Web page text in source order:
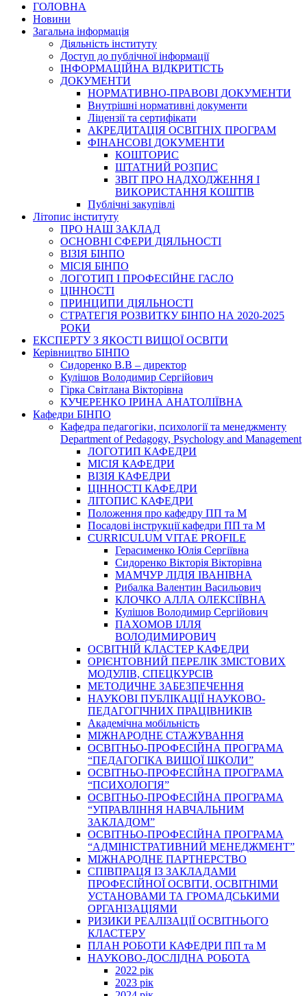
ГОЛОВНА
Новини
Загальна інформація
Діяльність інституту
Доступ до публічної інформації
ІНФОРМАЦІЙНА ВІДКРИТІСТЬ
ДОКУМЕНТИ
НОРМАТИВНО-ПРАВОВІ ДОКУМЕНТИ
Внутрішні нормативні документи
Ліцензії та сертифікати
АКРЕДИТАЦІЯ ОСВІТНІХ ПРОГРАМ
ФІНАНСОВІ ДОКУМЕНТИ
КОШТОРИС
ШТАТНИЙ РОЗПИС
ЗВІТ ПРО НАДХОДЖЕННЯ І
ВИКОРИСТАННЯ КОШТІВ
Публічні закупівлі
Літопис інституту
ПРО НАШ ЗАКЛАД
ОСНОВНІ СФЕРИ ДІЯЛЬНОСТІ
ВІЗІЯ БІНПО
МІСІЯ БІНПО
ЛОГОТИП І ПРОФЕСІЙНЕ ГАСЛО
ЦІННОСТІ
ПРИНЦИПИ ДІЯЛЬНОСТІ
СТРАТЕГІЯ РОЗВИТКУ БІНПО НА 2020-2025
РОКИ
ЕКСПЕРТУ З ЯКОСТІ ВИЩОЇ ОСВІТИ
Керівництво БІНПО
Сидоренко В.В – директор
Кулішов Володимир Сергійович
Гірка Світлана Вікторівна
КУЧЕРЕНКО ІРИНА АНАТОЛІЇВНА
Кафедри БІНПО
Кафедра педагогіки, психології та менеджменту
Department of Pedagogy, Psychology and Management
ЛОГОТИП КАФЕДРИ
МІСІЯ КАФЕДРИ
ВІЗІЯ КАФЕДРИ
ЦІННОСТІ КАФЕДРИ
ЛІТОПИС КАФЕДРИ
Положення про кафедру ПП та М
Посадові інструкції кафедри ПП та М
CURRICULUM VITAE PROFILE
Герасименко Юлія Сергіївна
Сидоренко Вікторія Вікторівна
МАМЧУР ЛІДІЯ ІВАНІВНА
Рибалка Валентин Васильович
КЛОЧКО АЛЛА ОЛЕКСІЇВНА
Кулішов Володимир Сергійович
ПАХОМОВ ІЛЛЯ
ВОЛОДИМИРОВИЧ
ОСВІТНІЙ КЛАСТЕР КАФЕДРИ
ОРІЄНТОВНИЙ ПЕРЕЛІК ЗМІСТОВИХ
МОДУЛІВ, СПЕЦКУРСІВ
МЕТОДИЧНЕ ЗАБЕЗПЕЧЕННЯ
НАУКОВІ ПУБЛІКАЦІЇ НАУКОВО-
ПЕДАГОГІЧНИХ ПРАЦІВНИКІВ
Академічна мобільність
МІЖНАРОДНЕ СТАЖУВАННЯ
ОСВІТНЬО-ПРОФЕСІЙНА ПРОГРАМА
“ПЕДАГОГІКА ВИЩОЇ ШКОЛИ”
ОСВІТНЬО-ПРОФЕСІЙНА ПРОГРАМА
“ПСИХОЛОГІЯ”
ОСВІТНЬО-ПРОФЕСІЙНА ПРОГРАМА
“УПРАВЛІННЯ НАВЧАЛЬНИМ
ЗАКЛАДОМ”
ОСВІТНЬО-ПРОФЕСІЙНА ПРОГРАМА
“АДМІНІСТРАТИВНИЙ МЕНЕДЖМЕНТ”
МІЖНАРОДНЕ ПАРТНЕРСТВО
СПІВПРАЦЯ ІЗ ЗАКЛАДАМИ
ПРОФЕСІЙНОЇ ОСВІТИ, ОСВІТНІМИ
УСТАНОВАМИ ТА ГРОМАДСЬКИМИ
ОРГАНІЗАЦІЯМИ
РИЗИКИ РЕАЛІЗАЦІЇ ОСВІТНЬОГО
КЛАСТЕРУ
ПЛАН РОБОТИ КАФЕДРИ ПП та М
НАУКОВО-ДОСЛІДНА РОБОТА
2022 рік
2023 рік